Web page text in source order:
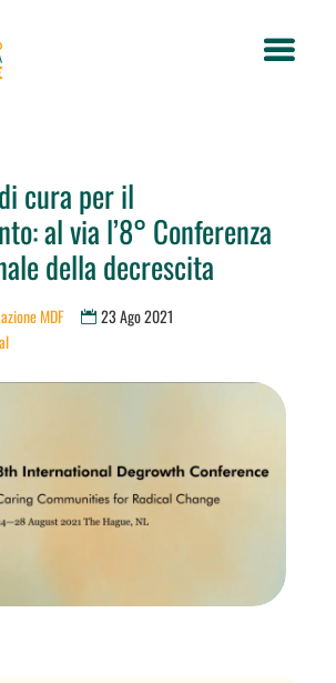
cura per il
al via l’8° Conferenza
della decrescita
MDF 23 Ago 2021